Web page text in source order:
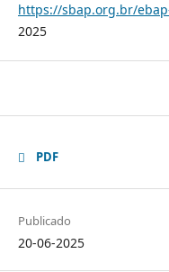
https://sbap.org.br/
2025
PDF
Publicado
20-06-2025